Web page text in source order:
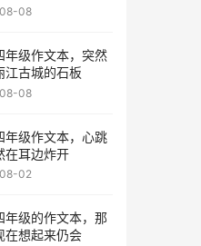
08
年级作文本，突然
江古城的石板
08
年级作文本，心跳
在耳边炸开
02
年级的作文本，那
在想起来仍会